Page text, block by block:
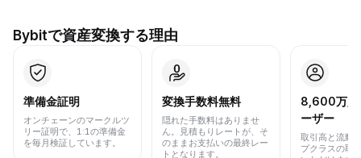
Bybitで資産変換する理由
準備金証明
オンチェーンのマークルツ
リー証明で、1:1の準備金
を毎月検証しています。
変換手数料無料
隠れた手数料はありませ
ん。見積もりレートが、そ
のままお支払いの最終レー
トとなります。
8,600万人
ーザー
取引高と流動
プクラスの取